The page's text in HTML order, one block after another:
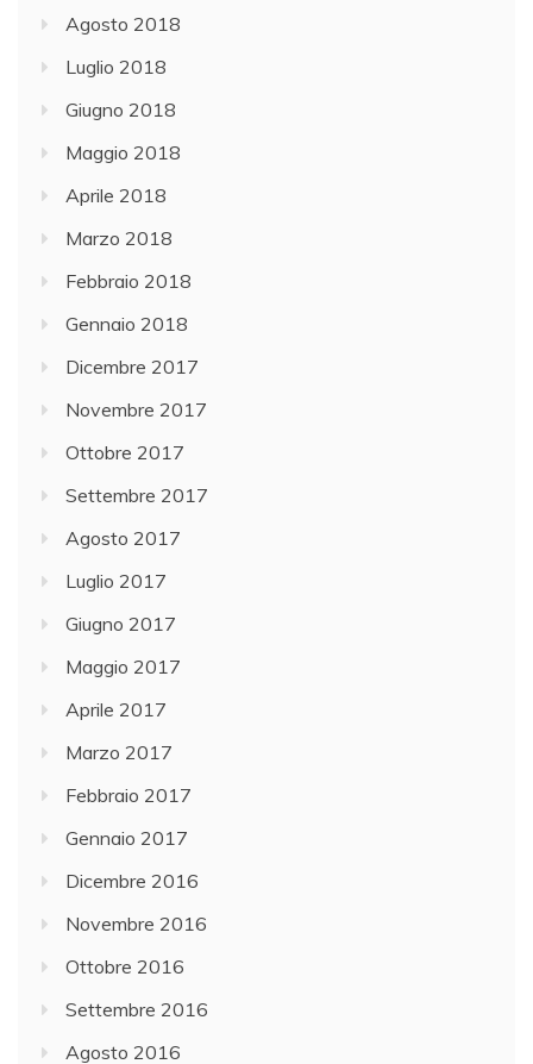
Agosto 2018
Luglio 2018
Giugno 2018
Maggio 2018
Aprile 2018
Marzo 2018
Febbraio 2018
Gennaio 2018
Dicembre 2017
Novembre 2017
Ottobre 2017
Settembre 2017
Agosto 2017
Luglio 2017
Giugno 2017
Maggio 2017
Aprile 2017
Marzo 2017
Febbraio 2017
Gennaio 2017
Dicembre 2016
Novembre 2016
Ottobre 2016
Settembre 2016
Agosto 2016